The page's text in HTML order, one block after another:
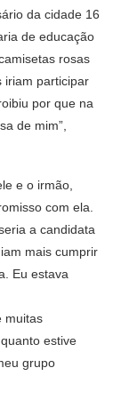
da cidade 16
de educação
rosas
iriam participar
por que na
de mim”,
e o irmão,
com ela.
a candidata
mais cumprir
Eu estava
muitas
estive
grupo